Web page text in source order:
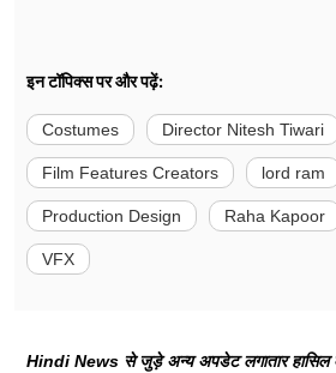
इन टॉपिक्स पर और पढ़ें:
Costumes Director Nitesh Tiwari
Film Features Creators lord ram
Production Design Raha Kapoor
VFX
Hindi News से जुड़े अन्य अपडेट लगातार हासिल